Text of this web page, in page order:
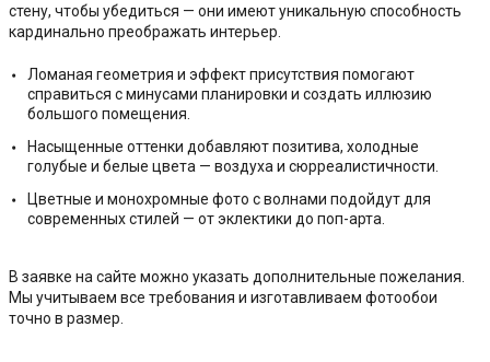
стену, чтобы убедиться — они имеют уникальную способность
кардинально преображать интерьер.
Ломаная геометрия и эффект присутствия помогают
справиться с минусами планировки и создать иллюзию
большого помещения.
Насыщенные оттенки добавляют позитива, холодные
голубые и белые цвета — воздуха и сюрреалистичности.
Цветные и монохромные фото с волнами подойдут для
современных стилей — от эклектики до поп-арта.
В заявке на сайте можно указать дополнительные пожелания.
Мы учитываем все требования и изготавливаем фотообои
точно в размер.